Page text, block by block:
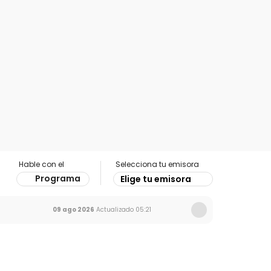
Hable con el
Programa
Selecciona tu emisora
Elige tu emisora
09 ago 2026 Actualizado 05:21